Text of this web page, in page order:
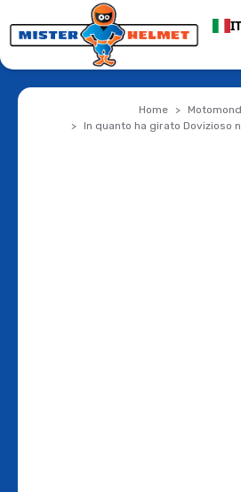
IT
Home
In quanto ha girato Dovizioso